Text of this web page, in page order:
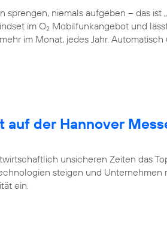
sprengen, niemals aufgeben – das ist
im O2 Mobilfunkangebot und
im Monat, jedes Jahr.
auf der Hannover
unsicheren Zeiten das
steigen und Unternehmen
ein.